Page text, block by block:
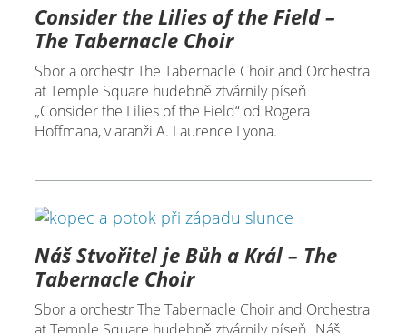
Consider the Lilies of the Field –
The Tabernacle Choir
Sbor a orchestr The Tabernacle Choir and Orchestra
at Temple Square hudebně ztvárnily píseň
„Consider the Lilies of the Field“ od Rogera
Hoffmana, v aranži A. Laurence Lyona.
Náš Stvořitel je Bůh a Král – The
Tabernacle Choir
Sbor a orchestr The Tabernacle Choir and Orchestra